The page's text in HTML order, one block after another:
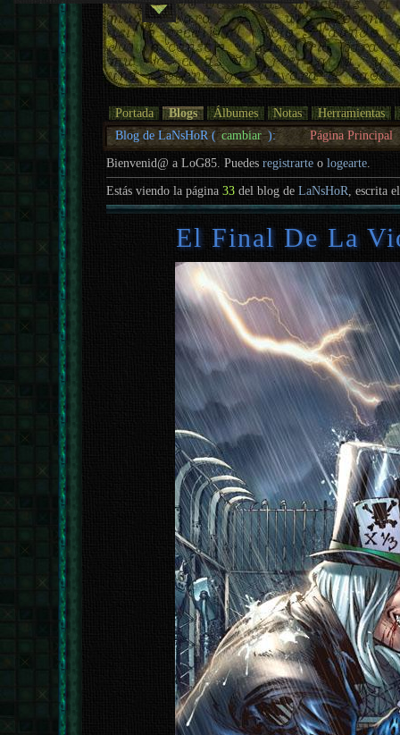
Portada Blogs Álbumes Notas
Herramientas
Blog de LaNsHoR ( cambiar ): Página Principal
Bienvenid@ a LoG85. Puedesregistrarte ologearte.
Estás viendo la página33 del blog deLaNsHoR , escrita
El Final De La